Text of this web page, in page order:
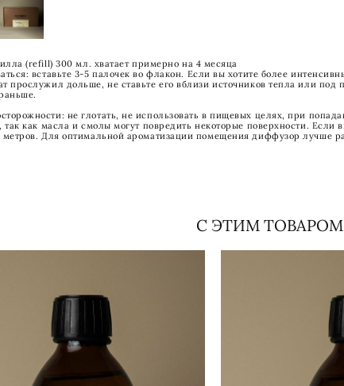
(refill) 300 мл. хватает примерно на 4 месяца
вставьте 3-5 палочек во флакон. Если вы хотите более
прослужил дольше, не ставьте его вблизи источников тепла или
не глотать, не использовать в пищевых целях, при
так как масла и смолы могут повредить некоторые поверхности.
метров. Для оптимальной ароматизации помещения диффузор лучше
С ЭТИМ